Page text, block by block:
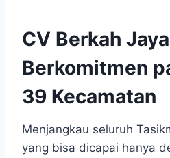
CV Berkah
Berkomitmen
39 Kecamatan
Menjangkau seluruh
yang bisa dicapai hanya